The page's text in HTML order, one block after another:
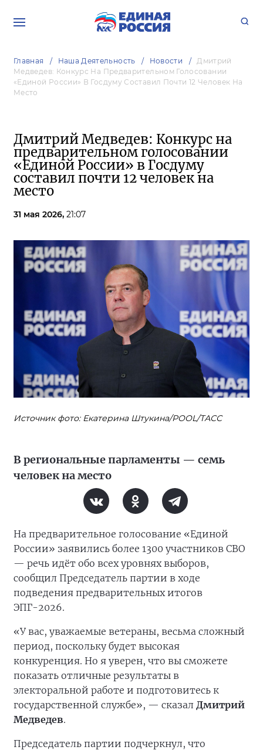
Главная Наша Деятельность Новости
Дмитрий
Медведев: Конкурс На Предварительном Голосовании
«Единой России» В Госдуму Составил Почти 12 Человек На
Место
Дмитрий Медведев: Конкурс на
предварительном голосовании
«Единой России» в Госдуму
составил почти 12 человек на
место
31 мая 2026, 21:07
Источник фото: Екатерина Штукина/POOL/ТАСС
В региональные парламенты — семь
человек на место
На предварительное голосование «Единой
России» заявились более 1300 участников СВО
— речь идёт обо всех уровнях выборов,
сообщил Председатель партии в ходе
подведения предварительных итогов
ЭПГ-2026.
«У вас, уважаемые ветераны, весьма сложный
период, поскольку будет высокая
конкуренция. Но я уверен, что вы сможете
показать отличные результаты в
электоральной работе и подготовитесь к
государственной службе», — сказал Дмитрий
Медведев.
Председатель партии подчеркнул, что